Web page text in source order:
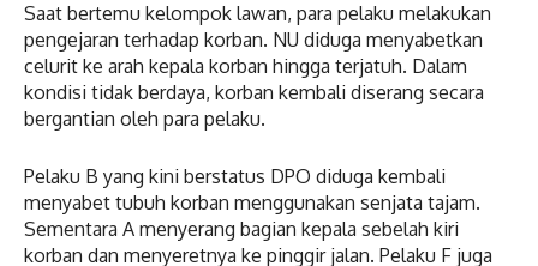
Saat bertemu kelompok lawan, para pelaku melakukan
pengejaran terhadap korban. NU diduga menyabetkan
celurit ke arah kepala korban hingga terjatuh. Dalam
kondisi tidak berdaya, korban kembali diserang secara
bergantian oleh para pelaku.
Pelaku B yang kini berstatus DPO diduga kembali
menyabet tubuh korban menggunakan senjata tajam.
Sementara A menyerang bagian kepala sebelah kiri
korban dan menyeretnya ke pinggir jalan. Pelaku F juga